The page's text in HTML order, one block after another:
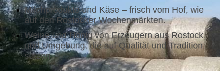
Milchprodukte und Käse – frisch vom Hof, wie
auf den Rostocker Wochenmärkten.
Weine und Honig von Erzeugern aus Rostock
und Umgebung, die auf Qualität und Tradition
setzen.